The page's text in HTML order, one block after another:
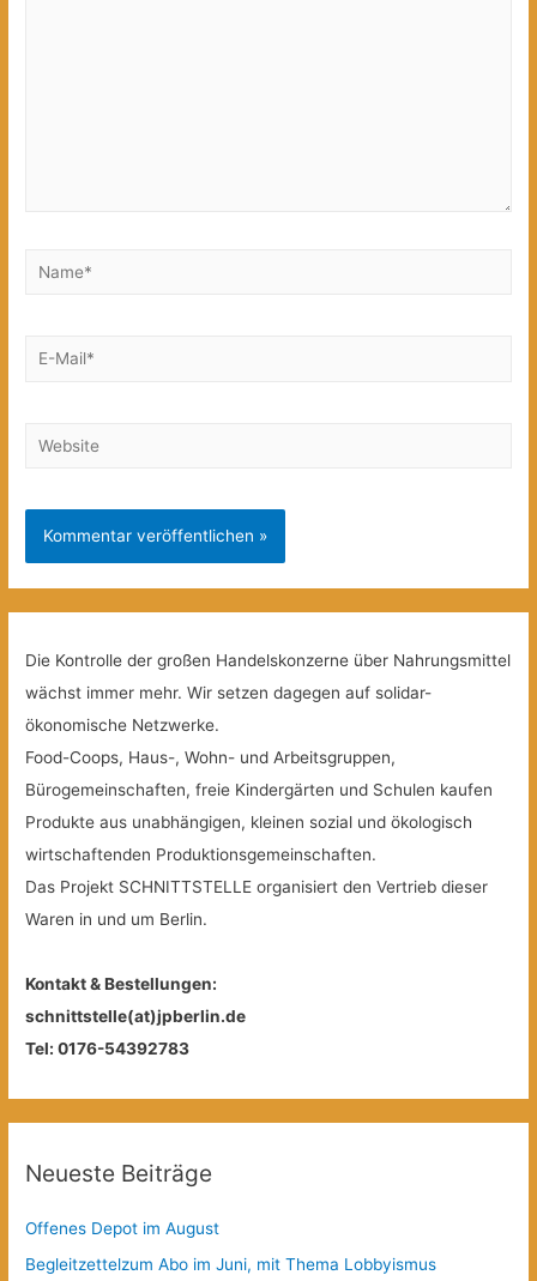
Name*
E-
Website
Die Kontrolle der großen Handelskonzerne über Nahrungsmittel
wächst immer mehr. Wir setzen dagegen auf solidar-
ökonomische Netzwerke.
Food-Coops, Haus-, Wohn- und Arbeitsgruppen,
Bürogemeinschaften, freie Kindergärten und Schulen kaufen
Produkte aus unabhängigen, kleinen sozial und ökologisch
wirtschaftenden Produktionsgemeinschaften.
Das Projekt SCHNITTSTELLE organisiert den Vertrieb dieser
Waren in und um Berlin.
Kontakt & Bestellungen:
schnittstelle(at)jpberlin.de
Tel: 0176-54392783
Neueste Beiträge
Offenes Depot im August
Begleitzettelzum Abo im Juni, mit Thema Lobbyismus